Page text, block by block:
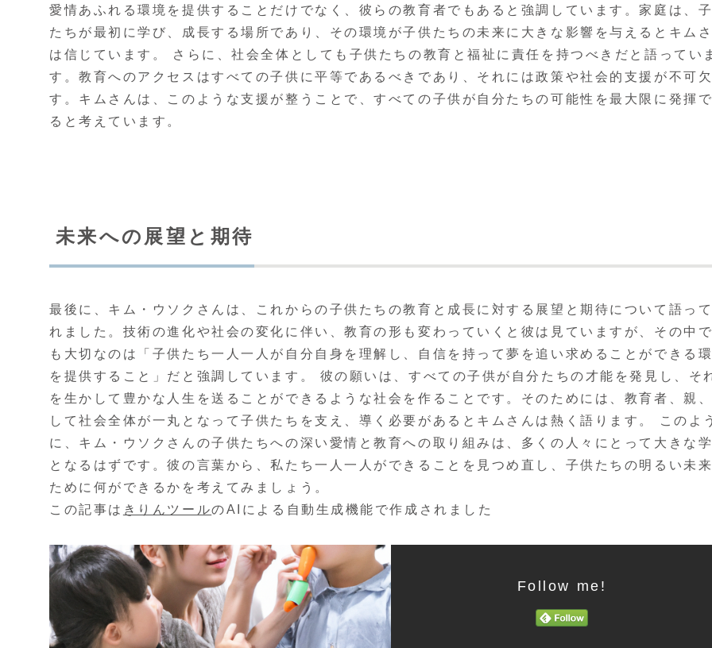
愛情あふれる環境を提供することだけでなく、彼らの教育者でもあると強調しています。家庭は、
たちが最初に学び、成長する場所であり、その環境が子供たちの未来に大きな影響を与えるとキム
は信じています。 さらに、社会全体としても子供たちの教育と福祉に責任を持つべきだと語っていま
す。教育へのアクセスはすべての子供に平等であるべきであり、それには政策や社会的支援が不可
す。キムさんは、このような支援が整うことで、すべての子供が自分たちの可能性を最大限に発揮で
ると考えています。
未来への展望と期待
最後に、キム・ウソクさんは、これからの子供たちの教育と成長に対する展望と期待について語って
れました。技術の進化や社会の変化に伴い、教育の形も変わっていくと彼は見ていますが、その中
も大切なのは「子供たち一人一人が自分自身を理解し、自信を持って夢を追い求めることができる
を提供すること」だと強調しています。 彼の願いは、すべての子供が自分たちの才能を発見し、そ
を生かして豊かな人生を送ることができるような社会を作ることです。そのためには、教育者、親
して社会全体が一丸となって子供たちを支え、導く必要があるとキムさんは熱く語ります。 このよう
に、キム・ウソクさんの子供たちへの深い愛情と教育への取り組みは、多くの人々にとって大きな
となるはずです。彼の言葉から、私たち一人一人ができることを見つめ直し、子供たちの明るい未
ために何ができるかを考えてみましょう。
この記事は きりんツールのAIによる自動生成機能で作成されました
Follow me!